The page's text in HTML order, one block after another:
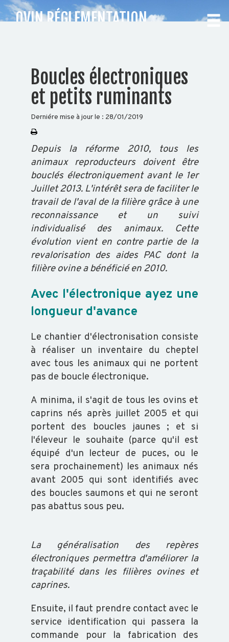
CHOISISSEZ
DÉPARTEMENT
Auvergne
BOVIN
PORCIN
EQUIN
POISSON
ABEILLE
TRANSFORMATION
ACTUALITÉS
RAPPORT
GDS
INFO
OVIN RÉGLEMENTATION
Boucles électroniques
et petits ruminants
Derniére mise à jour le : 28/01/2019
Depuis la réforme 2010, tous les
animaux reproducteurs doivent être
bouclés électroniquement avant le 1er
Juillet 2013. L'intérêt sera de faciliter le
travail de l'aval de la filière grâce à une
reconnaissance et un suivi
individualisé des animaux. Cette
évolution vient en contre partie de la
revalorisation des aides PAC dont la
filière ovine a bénéficié en 2010.
Avec l'électronique ayez une
longueur d'avance
Le chantier d'électronisation consiste
à réaliser un inventaire du cheptel
avec tous les animaux qui ne portent
pas de boucle électronique.
A minima, il s'agit de tous les ovins et
caprins nés après juillet 2005 et qui
portent des boucles jaunes ; et si
l'éleveur le souhaite (parce qu'il est
équipé d'un lecteur de puces, ou le
sera prochainement) les animaux nés
avant 2005 qui sont identifiés avec
des boucles saumons et qui ne seront
pas abattus sous peu.
La généralisation des repères
électroniques permettra d'améliorer la
traçabilité dans les filières ovines et
caprines.
Ensuite, il faut prendre contact avec le
service identification qui passera la
commande pour la fabrication des